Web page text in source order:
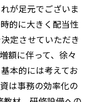
が足元でございま
的に大きく配当性
定させていただき
額に伴って、徐々
本的には考えてお
は事務の効率化の